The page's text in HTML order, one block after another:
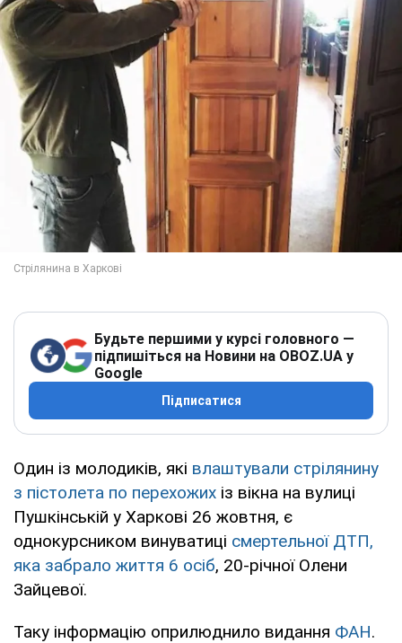
Будьте першими у курсі головного —
підпишіться на Новини на OBOZ.UA у
Google
Підписатися
Один із молодиків, які влаштували стрілянину
з пістолета по перехожих із вікна на вулиці
Пушкінській у Харкові 26 жовтня, є
однокурсником винуватиці смертельної ДТП,
яка забрало життя 6 осіб, 20-річної Олени
Зайцевої.
Таку інформацію оприлюднило видання ФАН.